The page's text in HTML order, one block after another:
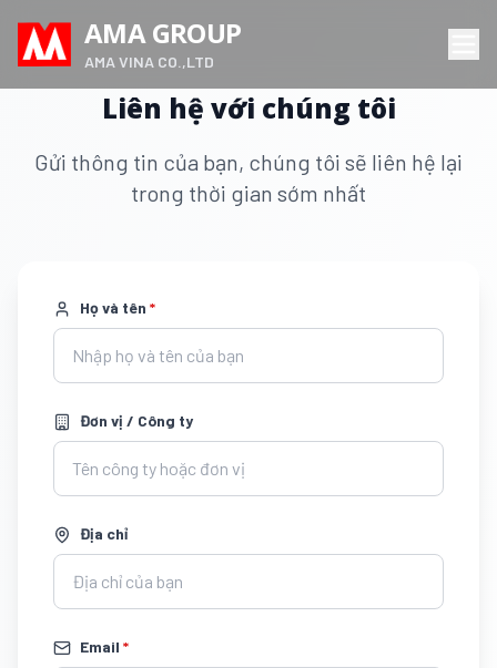
AMA GROUP
AMA VINA CO.,LTD
Liên hệ với chúng tôi
Gửi thông tin của bạn, chúng tôi sẽ liên hệ lại
trong thời gian sớm nhất
Họ và tên *
Đơn vị / Công ty
Địa chỉ
Email *